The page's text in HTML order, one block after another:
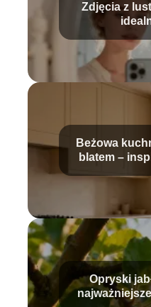
Zdjęcia z
Beżowa
blatem –
Opryski